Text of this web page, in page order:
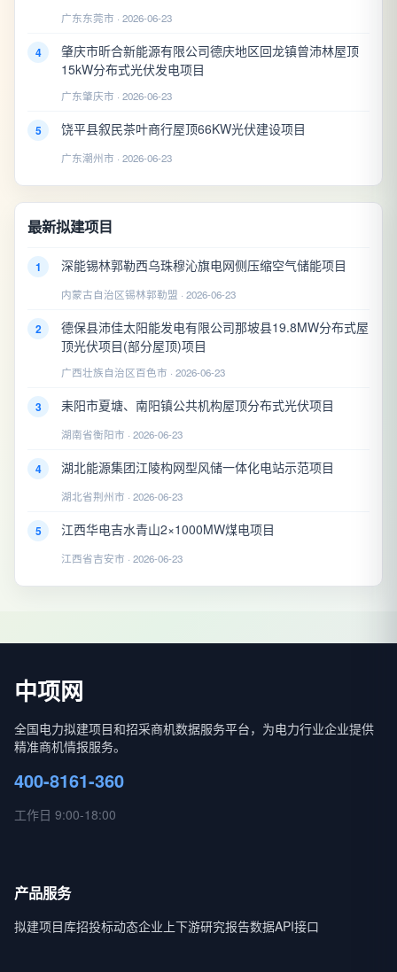
广东东莞市 · 2026-06-23
4
肇庆市昕合新能源有限公司德庆地区回龙镇曾沛林屋顶
15kW分布式光伏发电项目
广东肇庆市 · 2026-06-23
5 饶平县叙民茶叶商行屋顶66KW光伏建设项目
广东潮州市 · 2026-06-23
最新拟建项目
1 深能锡林郭勒西乌珠穆沁旗电网侧压缩空气储能项目
内蒙古自治区锡林郭勒盟 · 2026-06-23
2
德保县沛佳太阳能发电有限公司那坡县19.8MW分布式屋
顶光伏项目(部分屋顶)项目
广西壮族自治区百色市 · 2026-06-23
3 耒阳市夏塘、南阳镇公共机构屋顶分布式光伏项目
湖南省衡阳市 · 2026-06-23
4 湖北能源集团江陵构网型风储一体化电站示范项目
湖北省荆州市 · 2026-06-23
5 江西华电吉水青山2×1000MW煤电项目
江西省吉安市 · 2026-06-23
中项网
全国电力拟建项目和招采商机数据服务平台，为电力行业企业提供
精准商机情报服务。
400-8161-360
工作日 9:00-18:00
产品服务
拟建项目库招投标动态企业上下游研究报告数据API接口